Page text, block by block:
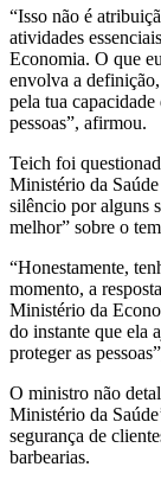
“Isso não é
atividades
Economia. O que
envolva a
pela tua
pessoas”, afirmou.
Teich foi
Ministério da
silêncio por alguns
melhor” sobre o
“Honestamente,
momento, a
Ministério da
do instante que ela
proteger as
O ministro não
Ministério da
segurança de
barbearias.